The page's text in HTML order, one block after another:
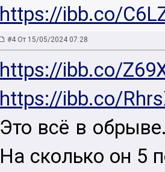
https://ibb.co/
#4 От 15/05/2024 07:28
https://ibb.co/
https://ibb.co/
Это всё в
На сколько он 5